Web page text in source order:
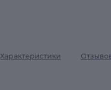
Характеристики